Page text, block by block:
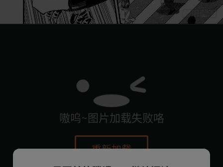
嗷呜~图片加载失败咯
重新加载